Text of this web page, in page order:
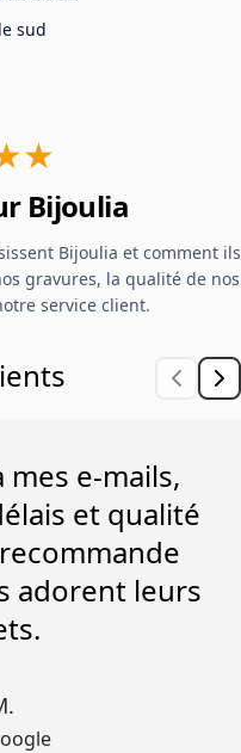
sud
Bijoulia
Bijoulia et comment ils
gravures, la qualité de nos
service client.
mes e-mails,
et qualité
adorent leurs